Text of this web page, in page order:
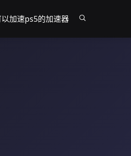
加速ps5的加速器